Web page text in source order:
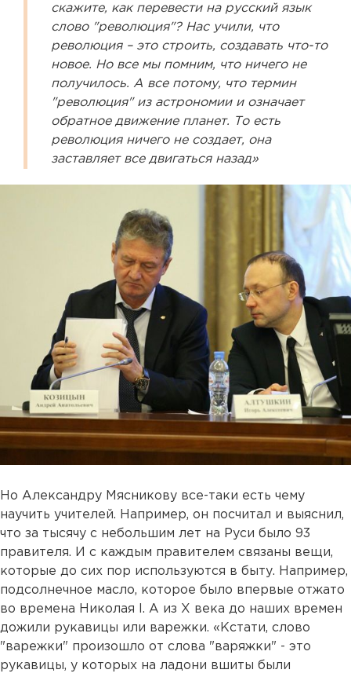
скажите, как перевести на русский язык
слово "революция"? Нас учили, что
революция – это строить, создавать что-то
новое. Но все мы помним, что ничего не
получилось. А все потому, что термин
"революция" из астрономии и означает
обратное движение планет. То есть
революция ничего не создает, она
заставляет все двигаться назад»
Но Александру Мясникову все-таки есть чему
научить учителей. Например, он посчитал и выяснил,
что за тысячу с небольшим лет на Руси было 93
правителя. И с каждым правителем связаны вещи,
которые до сих пор используются в быту. Например,
подсолнечное масло, которое было впервые отжато
во времена Николая I. А из X века до наших времен
дожили рукавицы или варежки. «Кстати, слово
"варежки" произошло от слова "варяжки" - это
рукавицы, у которых на ладони вшиты были